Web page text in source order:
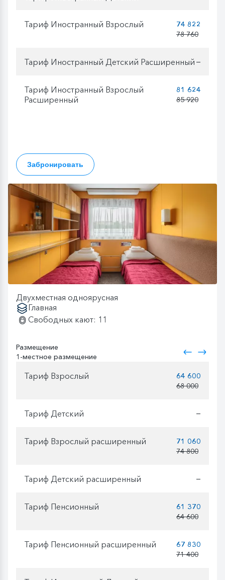
Тариф Иностранный Взрослый
74 822
78 760
Тариф Иностранный Детский Расширенный —
Тариф Иностранный Взрослый
Расширенный
81 624
85 920
Забронировать
Двухместная одноярусная
Главная
Свободных кают: 11
Размещение
1-местное размещение
Тариф Взрослый
64 600
68 000
Тариф Детский —
Тариф Взрослый расширенный
71 060
74 800
Тариф Детский расширенный —
Тариф Пенсионный
61 370
64 600
Тариф Пенсионный расширенный
67 830
71 400